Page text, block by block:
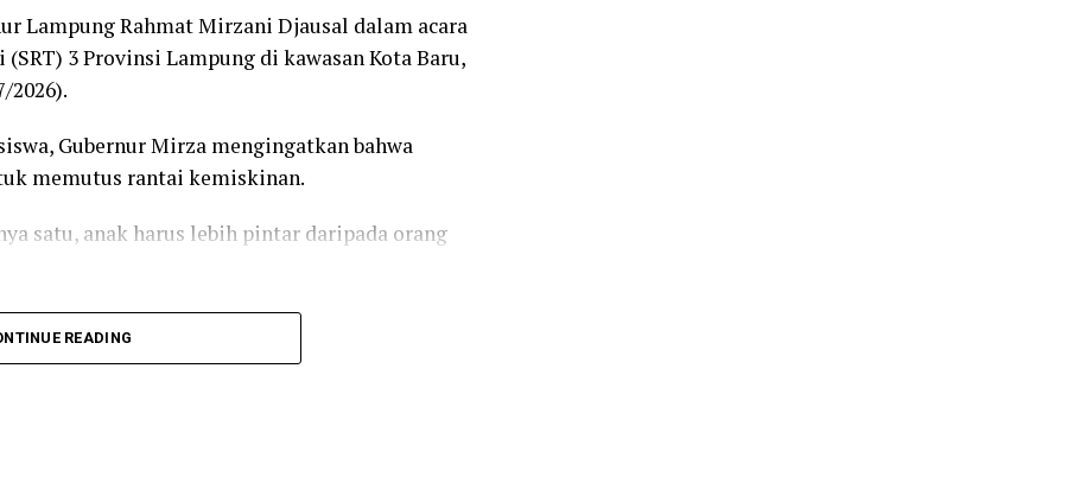
Lampung Rahmat Mirzani Djausal dalam acara
3 Provinsi Lampung di kawasan Kota Baru,
2026).
Gubernur Mirza mengingatkan bahwa
memutus rantai kemiskinan.
satu, anak harus lebih pintar daripada orang
sekadar menghadirkan layanan pendidikan
READING